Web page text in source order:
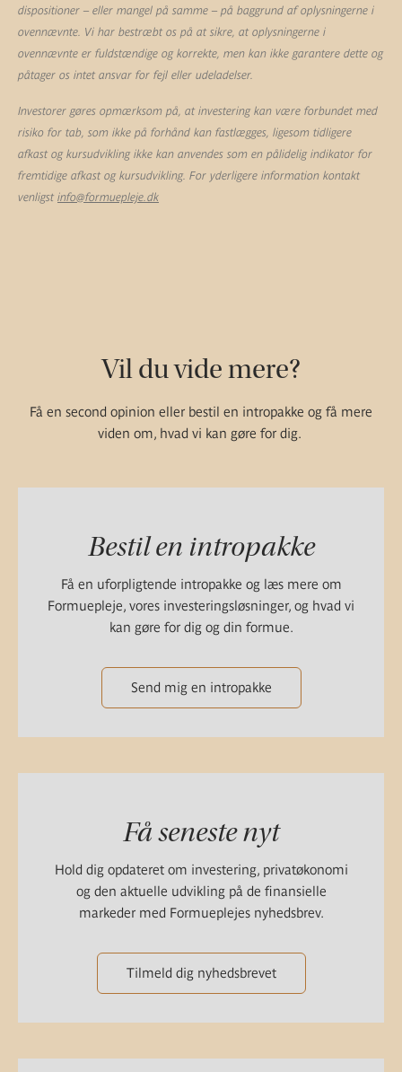
dispositioner – eller mangel på samme – på baggrund af oplysningerne i
ovennævnte. Vi har bestræbt os på at sikre, at oplysningerne i
ovennævnte er fuldstændige og korrekte, men kan ikke garantere dette og
påtager os intet ansvar for fejl eller udeladelser.
Investorer gøres opmærksom på, at investering kan være forbundet med
risiko for tab, som ikke på forhånd kan fastlægges, ligesom tidligere
afkast og kursudvikling ikke kan anvendes som en pålidelig indikator for
fremtidige afkast og kursudvikling. For yderligere information kontakt
venligst info@formuepleje.dk
Vil du vide mere?
Få en second opinion eller bestil en intropakke og få mere
viden om, hvad vi kan gøre for dig.
Bestil en intropakke
Få en uforpligtende intropakke og læs mere om
Formuepleje, vores investeringsløsninger, og hvad vi
kan gøre for dig og din formue.
Send mig en intropakke
Få seneste nyt
Hold dig opdateret om investering, privatøkonomi
og den aktuelle udvikling på de finansielle
markeder med Formueplejes nyhedsbrev.
Tilmeld dig nyhedsbrevet